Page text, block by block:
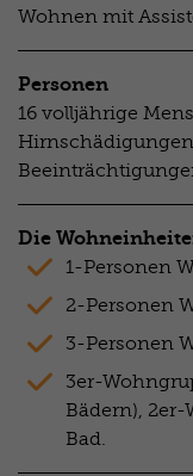
Wohnen mit
Personen
16 volljährige
Die
1-Personen
2-Personen
3-Personen
3er-
Bädern),
Bad.